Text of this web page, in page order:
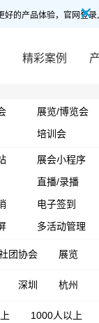
好的产品体验，官网登
精彩案例
展览/博览会
培训会
展会小程序
直播/录播
电子签到
多活动管理
团协会 展览
深圳 杭州
1000人以上